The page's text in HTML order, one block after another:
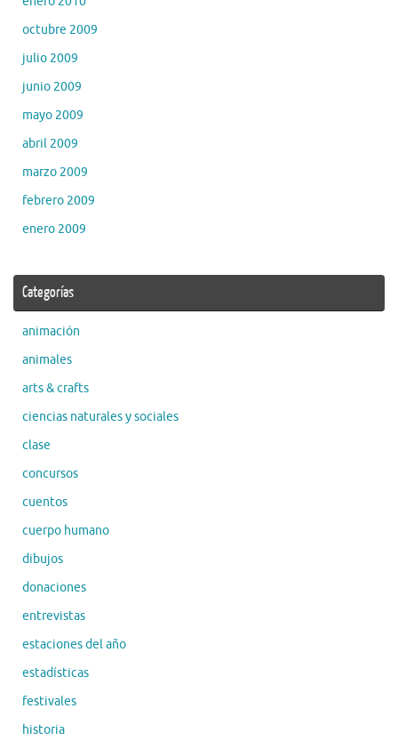
octubre 2009
julio 2009
junio 2009
mayo 2009
abril 2009
marzo 2009
febrero 2009
enero 2009
Categorías
animación
animales
arts & crafts
ciencias naturales y sociales
clase
concursos
cuentos
cuerpo humano
dibujos
donaciones
entrevistas
estaciones del año
estadísticas
festivales
historia